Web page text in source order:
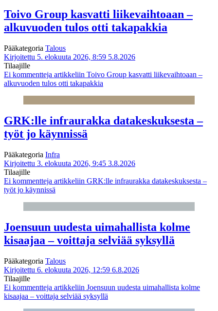
Toivo Group kasvatti liikevaihtoaan –
alkuvuoden tulos otti takapakkia
Pääkategoria Talous
Kirjoitettu 5. elokuuta 2026, 8:59 5.8.2026
Tilaajille
Ei kommentteja artikkeliin Toivo Group kasvatti liikevaihtoaan –
alkuvuoden tulos otti takapakkia
GRK:lle infraurakka datakeskuksesta –
työt jo käynnissä
Pääkategoria Infra
Kirjoitettu 3. elokuuta 2026, 9:45 3.8.2026
Tilaajille
Ei kommentteja artikkeliin GRK:lle infraurakka datakeskuksesta –
työt jo käynnissä
Joensuun uudesta uimahallista kolme
kisaajaa – voittaja selviää syksyllä
Pääkategoria Talous
Kirjoitettu 6. elokuuta 2026, 12:59 6.8.2026
Tilaajille
Ei kommentteja artikkeliin Joensuun uudesta uimahallista kolme
kisaajaa – voittaja selviää syksyllä